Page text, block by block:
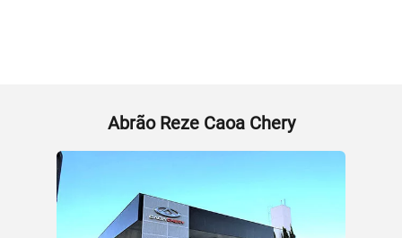
Abrão Reze Caoa Chery